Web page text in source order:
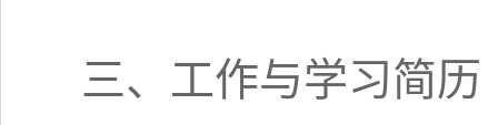
三、工作与学习简历